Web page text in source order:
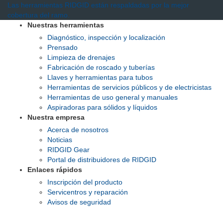
Las herramientas RIDGID están respaldadas por la mejor
cobertura del ramo.
Nuestras herramientas
Diagnóstico, inspección y localización
Prensado
Limpieza de drenajes
Fabricación de roscado y tuberías
Llaves y herramientas para tubos
Herramientas de servicios públicos y de electricistas
Herramientas de uso general y manuales
Aspiradoras para sólidos y líquidos
Nuestra empresa
Acerca de nosotros
Noticias
RIDGID Gear
Portal de distribuidores de RIDGID
Enlaces rápidos
Inscripción del producto
Servicentros y reparación
Avisos de seguridad